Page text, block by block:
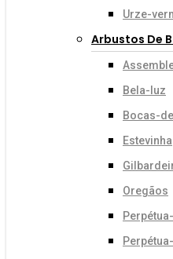
Urze-
Arbustos De
Bela-luz
Bocas-
Estevinha
Oregãos